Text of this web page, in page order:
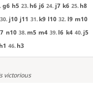
g6 h5 23. h6 j6 24. j7 k6 25. h8
30. j10 j11 31. k9 l10 32. l9 m10
n10 38. m5 m4 39. l6 k4 40. j5
h1 46. h3
victorious